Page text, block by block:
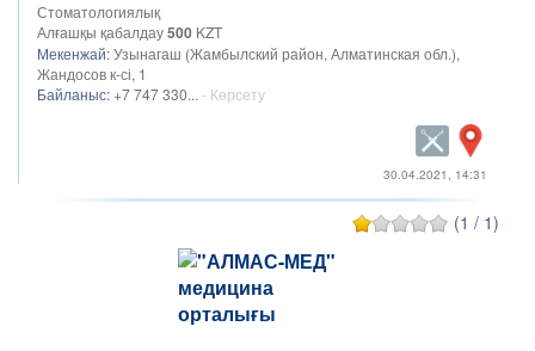
Стоматологиялық
Алғашқы қабалдау500 KZT
Мекенжай:Узынагаш (Жамбылский район, Алматинская обл.),
Жандосов к-сі, 1
Байланыс: +7 747 330... - Көрсету
30.04.2021, 14:31
(1 / 1)